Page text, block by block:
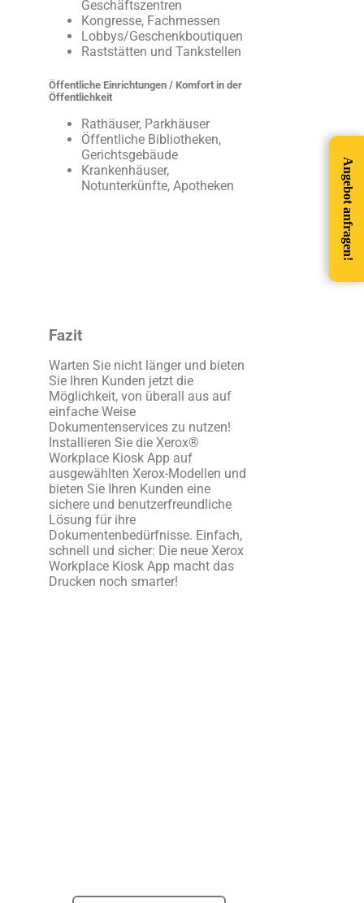
Geschäftszentren
Kongresse, Fachmessen
Lobbys/Geschenkboutiquen
Raststätten und Tankstellen
Öffentliche Einrichtungen / Komfort in der
Öffentlichkeit
Rathäuser, Parkhäuser
Öffentliche Bibliotheken,
Gerichtsgebäude
Krankenhäuser,
Notunterkünfte, Apotheken
Fazit
Warten Sie nicht länger und bieten
Sie Ihren Kunden jetzt die
Möglichkeit, von überall aus auf
einfache Weise
Dokumentenservices zu nutzen!
Installieren Sie die Xerox®
Workplace Kiosk App auf
ausgewählten Xerox-Modellen und
bieten Sie Ihren Kunden eine
sichere und benutzerfreundliche
Lösung für ihre
Dokumentenbedürfnisse. Einfach,
schnell und sicher: Die neue Xerox
Workplace Kiosk App macht das
Drucken noch smarter!
Angebot anfragen!